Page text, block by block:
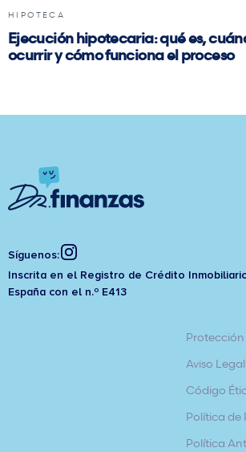
HIPOTECA
Ejecución hipotecaria: qué es,
ocurrir y cómo funciona el proceso
Síguenos:
Inscrita en el Registro de Crédito
España con el n.º E413
Aviso Legal
Código
Política de
Política